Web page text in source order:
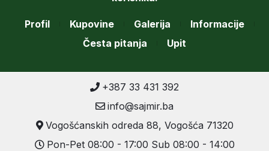
Profil Kupovine Galerija
Informacije
Česta pitanja
Upit
+387 33 431 392
info@sajmir.ba
Vogošćanskih odreda 88, Vogošća 71320
Pon-Pet 08:00 - 17:00 Sub 08:00 - 14:00